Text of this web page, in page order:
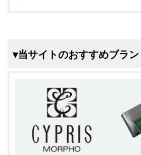
▾当サイトのおすすめブラン